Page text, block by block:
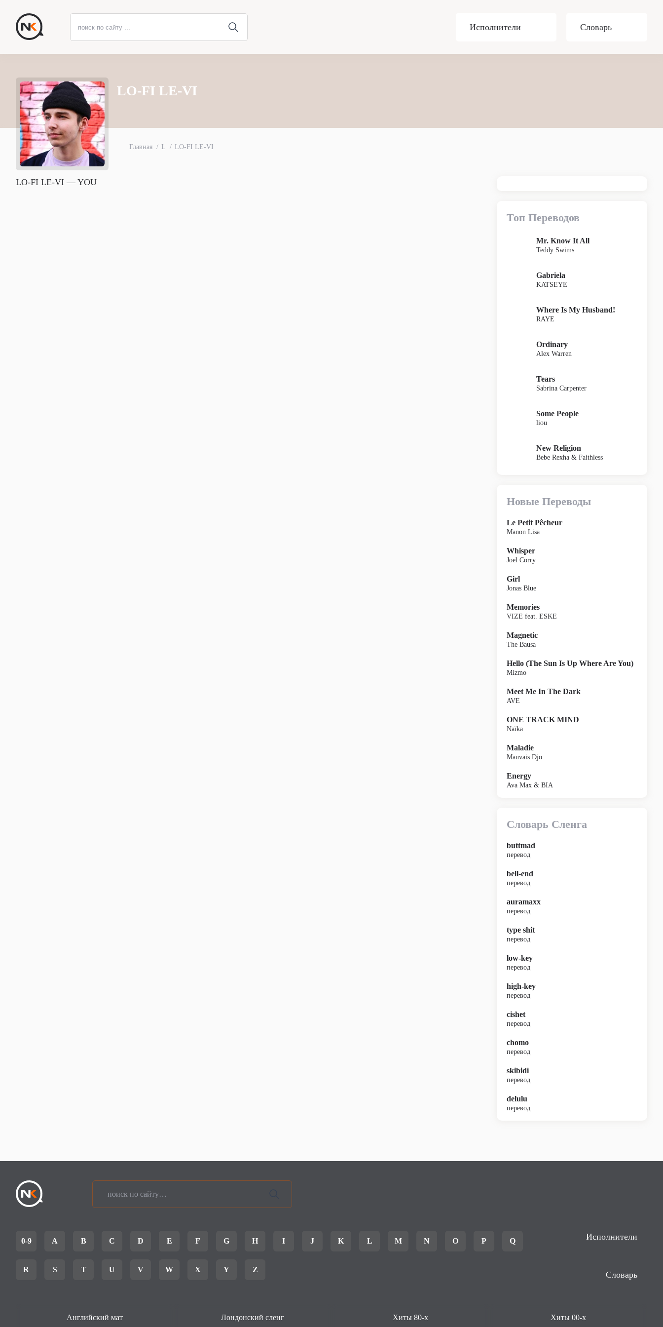
Исполнители Словарь
LO-FI LE-VI
Главная L LO-FI LE-VI
LO-FI LE-VI — YOU
Топ Переводов
Mr. Know It All
Teddy Swims
Gabriela
KATSEYE
Where Is My Husband!
RAYE
Ordinary
Alex Warren
Tears
Sabrina Carpenter
Some People
liou
New Religion
Bebe Rexha & Faithless
Новые Переводы
Le Petit Pêcheur
Manon Lisa
Whisper
Joel Corry
Girl
Jonas Blue
Memories
VIZE feat. ESKE
Magnetic
The Bausa
Hello (The Sun Is Up Where Are You)
Mizmo
Meet Me In The Dark
AVE
ONE TRACK MIND
Naïka
Maladie
Mauvais Djo
Energy
Ava Max & BIA
Словарь Сленга
buttmad
перевод
bell-end
перевод
auramaxx
перевод
type shit
перевод
low-key
перевод
high-key
перевод
cishet
перевод
chomo
перевод
skibidi
перевод
delulu
перевод
0-9 A B C D E F G H I J K L M N O P Q
R S T U V W X Y Z
Исполнители
Словарь
Английский мат Лондонский сленг Хиты 80-х Хиты 00-х